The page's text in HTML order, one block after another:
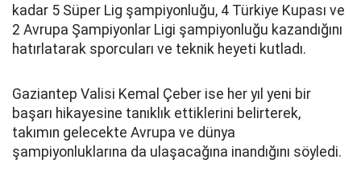
kadar 5 Süper Lig şampiyonluğu, 4 Türkiye Kupası ve
2 Avrupa Şampiyonlar Ligi şampiyonluğu kazandığını
hatırlatarak sporcuları ve teknik heyeti kutladı.
Gaziantep Valisi Kemal Çeber ise her yıl yeni bir
başarı hikayesine tanıklık ettiklerini belirterek,
takımın gelecekte Avrupa ve dünya
şampiyonluklarına da ulaşacağına inandığını söyledi.